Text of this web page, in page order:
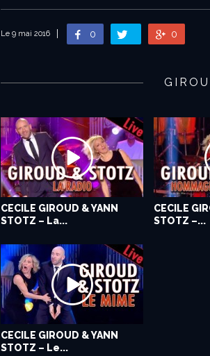
Le 9 mai 2016 0 0
CECILE GIROUD & YANN
STOTZ – La...
CECILE
STOTZ –...
CECILE GIROUD & YANN
STOTZ – Le...